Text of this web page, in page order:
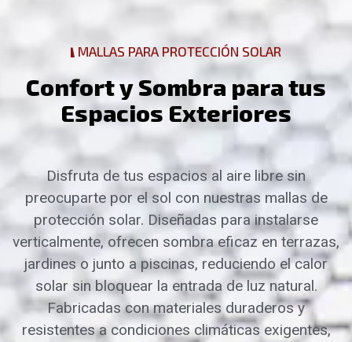
MALLAS PARA PROTECCIÓN SOLAR
ConfortySombra paratus
Espacios Exteriores
Disfruta de tus espacios al aire libre sin
preocuparte por el sol con nuestras mallas de
protección solar. Diseñadas para instalarse
verticalmente, ofrecen sombra eficaz en terrazas,
jardines o junto a piscinas, reduciendo el calor
solar sin bloquear la entrada de luz natural.
Fabricadas con materiales duraderos y
resistentes a condiciones climáticas exigentes,